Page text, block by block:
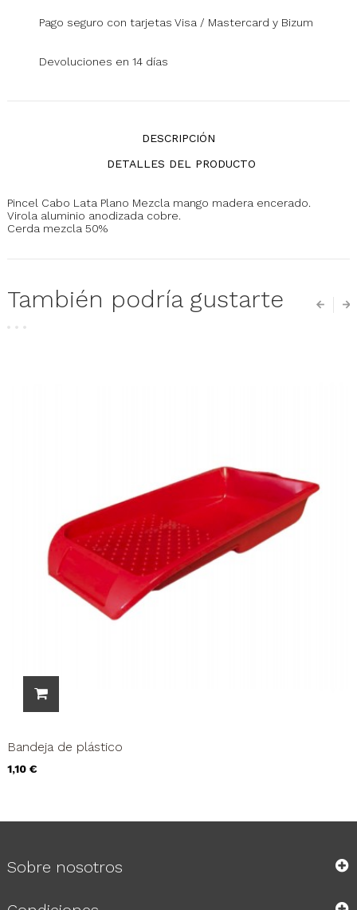
Pago seguro con tarjetas Visa / Mastercard y Bizum
Devoluciones en 14 días
DESCRIPCIÓN
DETALLES DEL PRODUCTO
Pincel Cabo Lata Plano Mezcla mango madera encerado.
Virola aluminio anodizada cobre.
Cerda mezcla 50%
También podría gustarte
Bandeja de plástico
Precio
1,10 €
Sobre nosotros